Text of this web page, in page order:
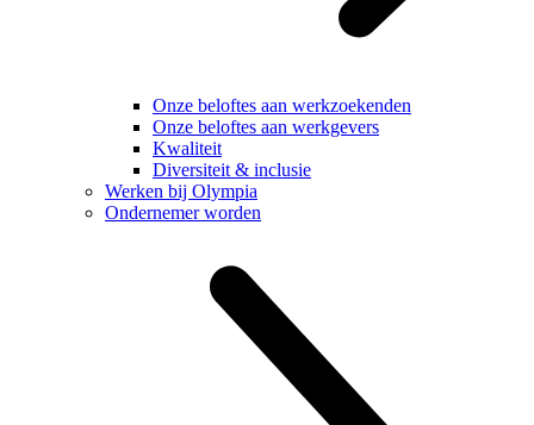
Onze beloftes aan werkzoekenden
Onze beloftes aan werkgevers
Kwaliteit
Diversiteit & inclusie
Werken bij Olympia
Ondernemer worden